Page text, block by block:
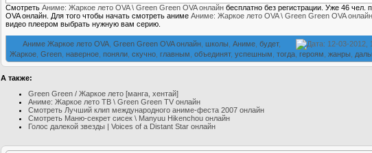
Смотреть Аниме: Жаркое лето OVA \ Green Green OVA онлайн бесплатно без регистрации. Уже 46
OVA онлайн. Для того чтобы начать смотреть аниме Аниме: Жаркое лето OVA \ Green Green OVA онлайн
видео плеером выбрать нужную вам серию.
Дата: 12-03-2012,
Аниме Жаркое лето OVA Green Green OVA онлайн школы Аниме будет,
Жаркое Green наверное поняли скучно главным объединят, успешным тогда героям жанры
А также:
Green Green / Жаркое лето [манга, хентай]
Аниме: Жаркое лето ТВ \ Green Green TV онлайн
Смотреть Лучший клип международного аниме-феста 2007 онлайн
Смотреть Маню-секрет сисек \ Manyuu Hikenchou онлайн
Голос далекой звезды | Voices of a Distant Star онлайн